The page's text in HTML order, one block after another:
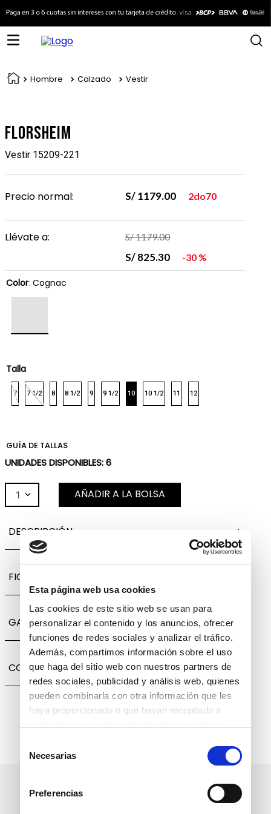
Esta página web usa cookies
Las cookies de este sitio web se usan para
personalizar el contenido y los anuncios, ofrecer
funciones de redes sociales y analizar el tráfico.
Además, compartimos información sobre el uso
que haga del sitio web con nuestros partners de
redes sociales, publicidad y análisis web, quienes
pueden combinarla con otra información que les
haya proporcionado o que hayan recopilado a
deNecesarias
Preferencias
Hombre Calzado Vestir
Florsheim
Vestir 15209-221
Precio normal: S/ 1179.00 2do70
Llévate a: S/1179.00
S/ 825.30 30 %
Color: Cognac
Talla
7 7 1/2 8 8 1/2 9 9 1/2 10 10 1/2 11 12
GUÍA DE TALLAS
UNIDADES DISPONIBLES:6
1 AÑADIR A LA BOLSA
DESCRIPCIÓN
FICHA TÉCNICA
GARANTÍA, CAMBIOS Y DEVOLUCIONES
COMPARTIR
Suscríbete a nuestro boletín